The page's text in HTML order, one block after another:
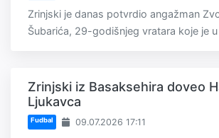
Zrinjski je danas potvrdio angažman
Šubarića, 29-godišnjeg vratara koje je
Zrinjski iz Basaksehira doveo
Ljukavca
Fudbal 09.07.2026 17:11